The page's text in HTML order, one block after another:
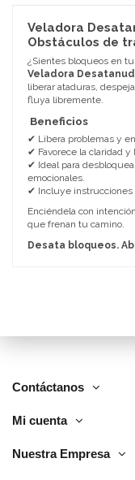
Veladora
Obstáculos de
¿Sientes bloqueos en
Veladora
liberar ataduras,
fluya libremente.
Beneficios
✔ Libera problemas y
✔ Favorece la claridad
✔ Ideal para
emocionales.
✔ Incluye instrucciones
Enciéndela con
que frenan tu camino.
Desata bloqueos.
Contáctanos
Mi cuenta
Nuestra Empresa